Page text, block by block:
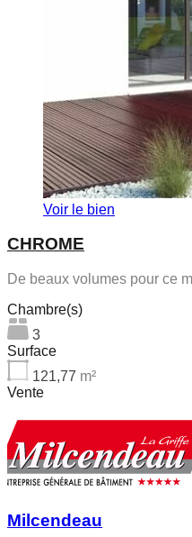
Voir le bien
CHROME
De beaux volumes pour ce
Chambre(s)
3
Surface
121,77 m²
Vente
Milcendeau